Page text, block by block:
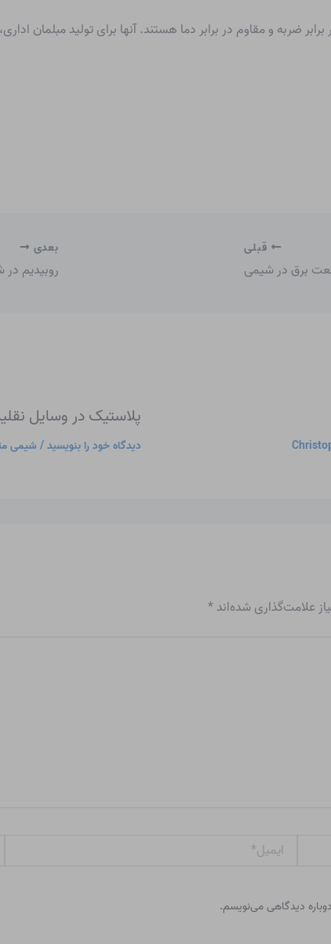
مقاوم در برابر ضربه و مقاوم در برابر دما هستند. آنها برای تولید
قبلی
برق در شیمی
بعدی
روبیدیم
پلاستیک در وسایل
دیدگاه‌ خود را بنویسید/ شیمی
علامت‌گذاری شده‌اند*
ایمیل*
دیدگاهی می‌نویسم.